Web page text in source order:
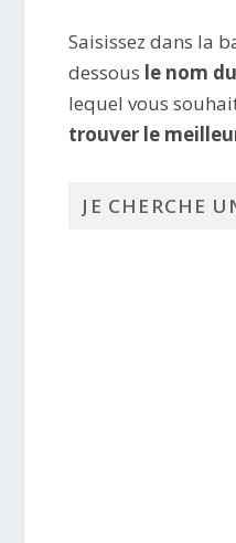
Saisissez dans la
dessous le nom
lequel vous
trouver le